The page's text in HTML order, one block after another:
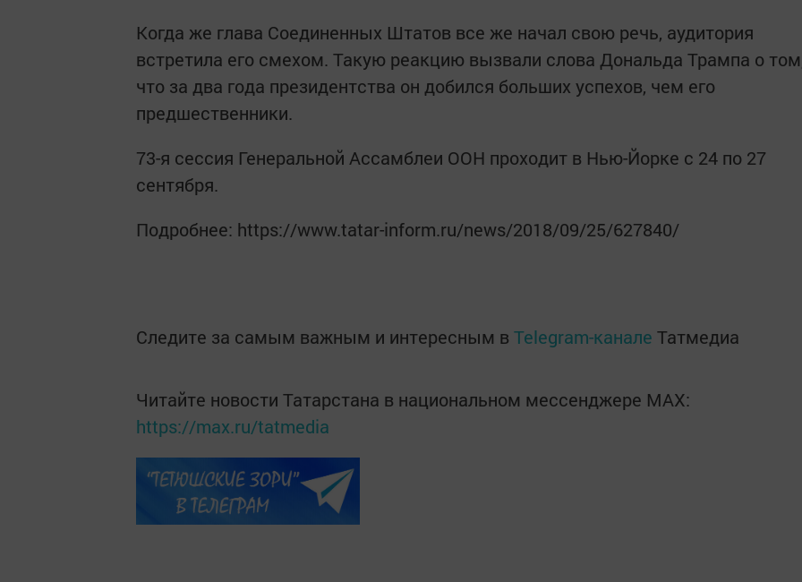
Когда же глава Соединенных Штатов все же начал свою речь, аудитория
встретила его смехом. Такую реакцию вызвали слова Дональда Трампа о
что за два года президентства он добился больших успехов, чем его
предшественники.
73-я сессия Генеральной Ассамблеи ООН проходит в Нью-Йорке с 24 по 27
сентября.
Подробнее: https://www.tatar-inform.ru/news/2018/09/25/627840/
Следите за самым важным и интересным в Telegram-канале Татмедиа
Читайте новости Татарстана в национальном мессенджере MАХ:
https://max.ru/tatmedia